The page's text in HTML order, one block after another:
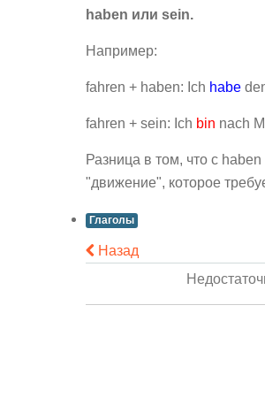
haben или sein.
Например:
fahren + haben: Ich habe
fahren + sein: Ich bin nach
Разница в том, что с
"движение", которое
Глаголы
Назад